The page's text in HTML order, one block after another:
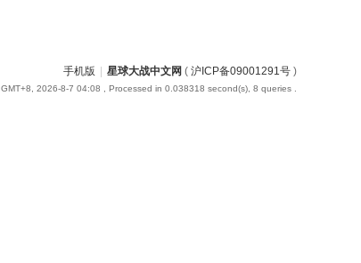
手机版 星球大战中文网 ( 沪ICP备09001291号 )
GMT+8, 2026-8-7 04:08 , Processed in 0.038318 second(s), 8 queries .